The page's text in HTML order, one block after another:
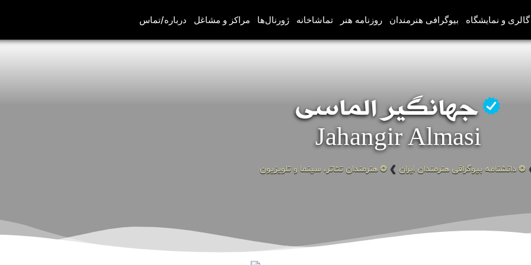
گالری و نمایشگاه بیوگرافی هنرمندان روزنامه هنر تماشاخانه ژورنال‌ها مراکز و مشاغل درباره/تماس
جهانگیر الماسی
Jahangir Almasi
❂ دانشنامه بیوگرافی هنرمندان ایران ❯ ❂ هنرمندان تئاتر، سینما و تلویزیون